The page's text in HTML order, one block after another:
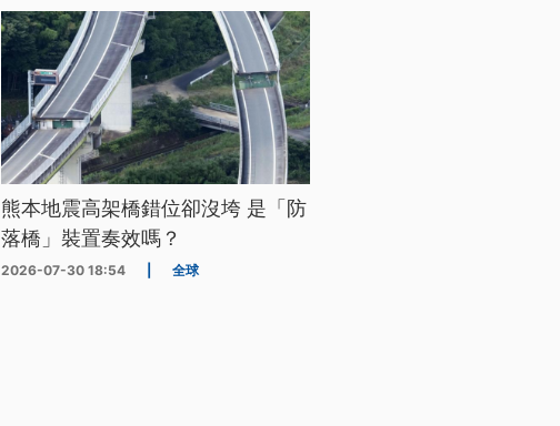
熊本地震高架橋錯位卻沒垮 是「防
落橋」裝置奏效嗎？
2026-07-30 18:54 全球